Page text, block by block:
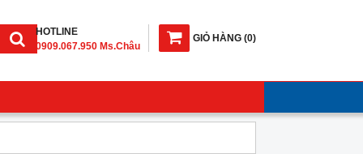
GIỎ HÀNG (0)
HOTLINE
0909.067.950 Ms.Châu